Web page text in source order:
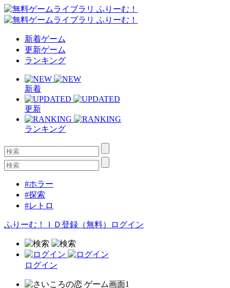
新着ゲーム
更新ゲーム
ランキング
新着
更新
ランキング
#ホラー
#探索
#レトロ
ふりーむ！ＩＤ登録（無料） ログイン
ログイン